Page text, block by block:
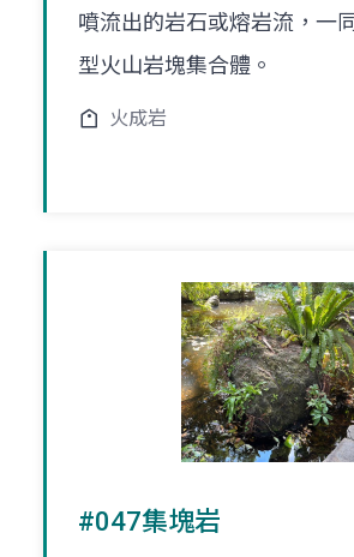
噴流出的岩石或熔岩流，一
型火山岩塊集合體。
火成岩
#047集塊岩